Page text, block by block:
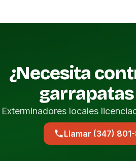
¿Necesita
garrapatas
Exterminadores locales
Llamar (347)